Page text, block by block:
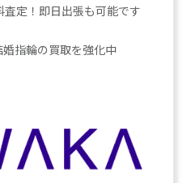
査定！即日出張も可能です
指輪の買取を強化中